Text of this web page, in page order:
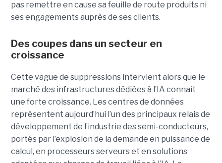
pas remettre en cause sa feuille de route produits ni
ses engagements auprès de ses clients.
Des coupes dans un secteur en
croissance
Cette vague de suppressions intervient alors que le
marché des infrastructures dédiées à l’IA connaît
une forte croissance. Les centres de données
représentent aujourd’hui l’un des principaux relais de
développement de l’industrie des semi-conducteurs,
portés par l’explosion de la demande en puissance de
calcul, en processeurs serveurs et en solutions